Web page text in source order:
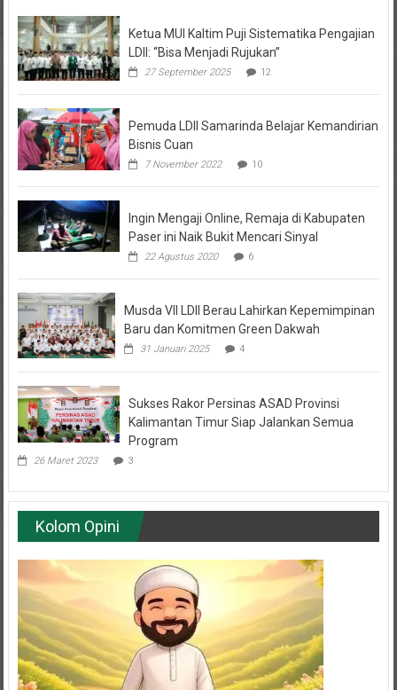
Ketua MUI Kaltim Puji Sistematika Pengajian
LDII: “Bisa Menjadi Rujukan”
27 September 2025 12
Pemuda LDII Samarinda Belajar Kemandirian
Bisnis Cuan
7 November 2022 10
Ingin Mengaji Online, Remaja di Kabupaten
Paser ini Naik Bukit Mencari Sinyal
22 Agustus 2020 6
Musda VII LDII Berau Lahirkan Kepemimpinan
Baru dan Komitmen Green Dakwah
31 Januari 2025 4
Sukses Rakor Persinas ASAD Provinsi
Kalimantan Timur Siap Jalankan Semua
Program
26 Maret 2023 3
Kolom Opini